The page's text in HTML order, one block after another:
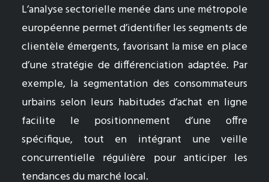
L’analyse sectorielle menée dans une métropole
européenne permet d’identifier les segments de
clientèle émergents, favorisant la mise en place
d’une stratégie de différenciation adaptée. Par
exemple, la segmentation des consommateurs
urbains selon leurs habitudes d’achat en ligne
facilite le positionnement d’une offre
spécifique, tout en intégrant une veille
concurrentielle régulière pour anticiper les
tendances du marché local.